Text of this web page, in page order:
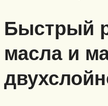
Быстрый
масла и